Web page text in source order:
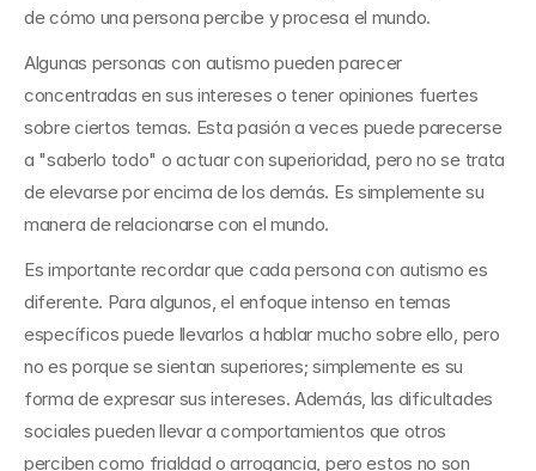
de cómo una persona percibe y procesa el mundo.
Algunas personas con autismo pueden parecer
concentradas en sus intereses o tener opiniones fuertes
sobre ciertos temas. Esta pasión a veces puede parecerse
a "saberlo todo" o actuar con superioridad, pero no se trata
de elevarse por encima de los demás. Es simplemente su
manera de relacionarse con el mundo.
Es importante recordar que cada persona con autismo es
diferente. Para algunos, el enfoque intenso en temas
específicos puede llevarlos a hablar mucho sobre ello, pero
no es porque se sientan superiores; simplemente es su
forma de expresar sus intereses. Además, las dificultades
sociales pueden llevar a comportamientos que otros
perciben como frialdad o arrogancia, pero estos no son